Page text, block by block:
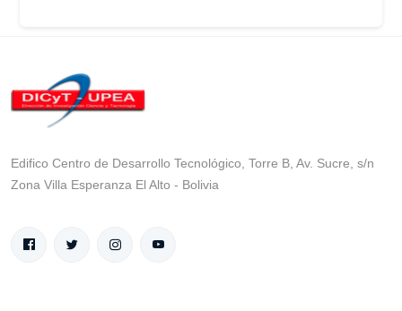
Edifico Centro de Desarrollo Tecnológico, Torre B, Av. Sucre, s/n
Zona Villa Esperanza El Alto - Bolivia